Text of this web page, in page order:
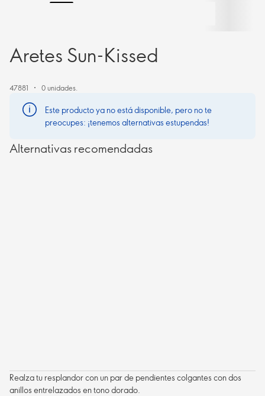
Aretes Sun-Kissed
47881 0 unidades.
Este producto ya no está disponible, pero no te
preocupes: ¡tenemos alternativas estupendas!
Alternativas recomendadas
Realza tu resplandor con un par de pendientes colgantes con dos
anillos entrelazados en tono dorado.